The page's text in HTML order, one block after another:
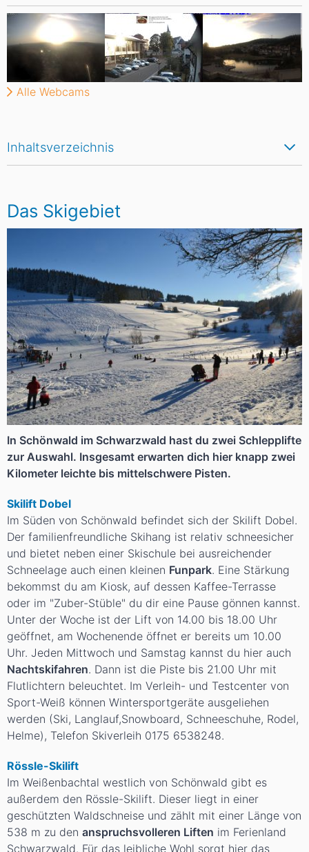
Inhaltsverzeichnis
Das Skigebiet
In Schönwald im Schwarzwald hast du zwei Schlepplifte
zur Auswahl. Insgesamt erwarten dich hier knapp zwei
Kilometer leichte bis mittelschwere Pisten.
Skilift Dobel
Im Süden von Schönwald befindet sich der Skilift Dobel.
Der familienfreundliche Skihang ist relativ schneesicher
und bietet neben einer Skischule bei ausreichender
Schneelage auch einen kleinen Funpark. Eine Stärkung
bekommst du am Kiosk, auf dessen Kaffee-Terrasse
oder im "Zuber-Stüble" du dir eine Pause gönnen kannst.
Unter der Woche ist der Lift von 14.00 bis 18.00 Uhr
geöffnet, am Wochenende öffnet er bereits um 10.00
Uhr. Jeden Mittwoch und Samstag kannst du hier auch
Nachtskifahren. Dann ist die Piste bis 21.00 Uhr mit
Flutlichtern beleuchtet. Im Verleih- und Testcenter von
Sport-Weiß können Wintersportgeräte ausgeliehen
werden (Ski, Langlauf,Snowboard, Schneeschuhe, Rodel,
Helme), Telefon Skiverleih 0175 6538248.
Rössle-Skilift
Im Weißenbachtal westlich von Schönwald gibt es
außerdem den Rössle-Skilift. Dieser liegt in einer
geschützten Waldschneise und zählt mit einer Länge von
538 m zu den anspruchsvolleren Liften im Ferienland
Schwarzwald. Für das leibliche Wohl sorgt hier das
Alle Webcams